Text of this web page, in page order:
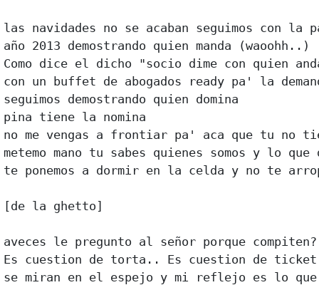
las navidades no se acaban seguimos con la
año 2013 demostrando quien manda (waoohh..)
Como dice el dicho "socio dime con quien
con un buffet de abogados ready pa' la
seguimos demostrando quien domina
pina tiene la nomina
no me vengas a frontiar pa' aca que tu no
metemo mano tu sabes quienes somos y lo que
te ponemos a dormir en la celda y no te
[de la ghetto]
aveces le pregunto al señor porque
Es cuestion de torta.. Es cuestion de
se miran en el espejo y mi reflejo es lo